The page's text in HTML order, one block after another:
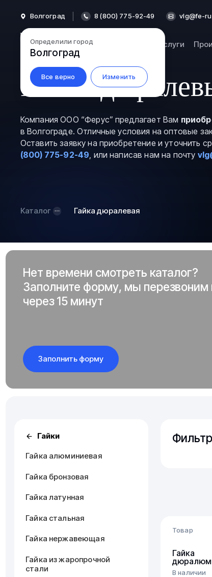
Волгоград
Определили город
Волгоград
Все верно Изменить
8 (800) 775-92-49 vlg@fe-
Каталог Услуги
Гайки
Компания ООО “Ферус” предлагает Вам
в Волгограде. Отличные условия на оптовые
Оставить заявку на приобретение и уточнить
(800) 775-92-49, или написав нам на почту
Каталог Гайка дюралевая
Нет времени смотреть каталог?
Заполните форму, мы перезвоним
через 15 минут
Заполнить форму
Гайки
Гайка алюминиевая
Гайка бронзовая
Гайка латунная
Гайка стальная
Гайка нержавеющая
Гайка из жаропрочной
стали
Фильтр
Товар
Гайка
В наличии